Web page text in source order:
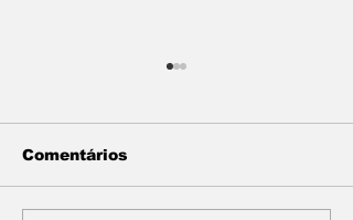
Comentários